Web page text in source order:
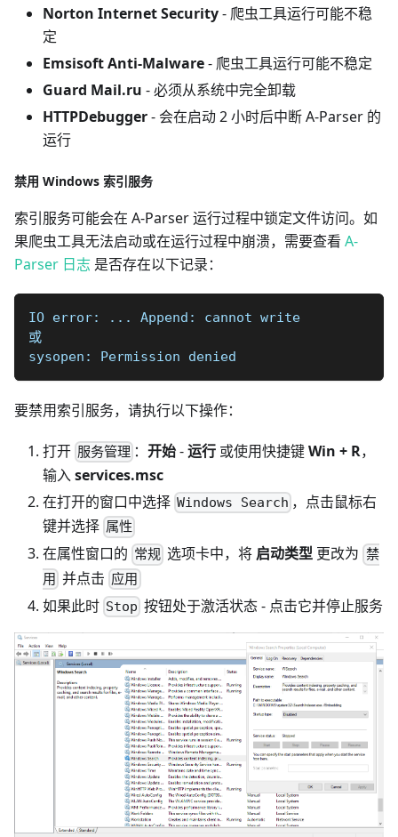
Norton Internet Security- 爬虫工具运行可能不稳
定
Emsisoft Anti-Malware- 爬虫工具运行可能不稳定
Guard Mail.ru - 必须从系统中完全卸载
HTTPDebugger- 会在启动 2 小时后中断 A-Parser 的
运行
禁用 Windows 索引服务
索引服务可能会在 A-Parser 运行过程中锁定文件访问。如
果爬虫工具无法启动或在运行过程中崩溃，需要查看 A-
Parser 日志 是否存在以下记录：
IO error: ... Append: cannot write
或
sysopen: Permission denied
要禁用索引服务，请执行以下操作：
打开 服务管理 ：开始-运行 或使用快捷键Win + R，
输入services.msc
在打开的窗口中选择 Windows Search ，点击鼠标右
键并选择 属性
在属性窗口的 常规 选项卡中，将启动类型 更改为 禁
用 并点击 应用
如果此时 Stop 按钮处于激活状态 - 点击它并停止服务